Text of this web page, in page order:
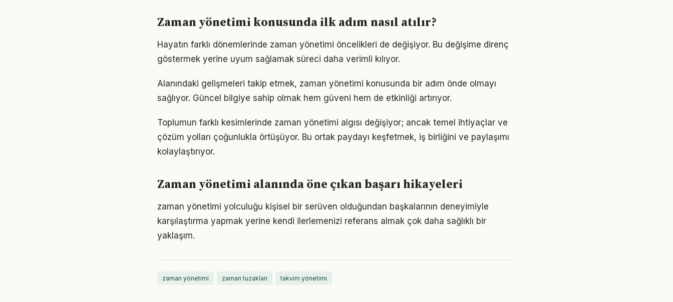
Zaman yönetimi konusunda ilk adım nasıl atılır?
Hayatın farklı dönemlerinde zaman yönetimi öncelikleri de değişiyor. Bu değişime direnç
göstermek yerine uyum sağlamak süreci daha verimli kılıyor.
Alanındaki gelişmeleri takip etmek, zaman yönetimi konusunda bir adım önde olmayı
sağlıyor. Güncel bilgiye sahip olmak hem güveni hem de etkinliği artırıyor.
Toplumun farklı kesimlerinde zaman yönetimi algısı değişiyor; ancak temel ihtiyaçlar ve
çözüm yolları çoğunlukla örtüşüyor. Bu ortak paydayı keşfetmek, iş birliğini ve paylaşımı
kolaylaştırıyor.
Zaman yönetimi alanında öne çıkan başarı hikayeleri
zaman yönetimi yolculuğu kişisel bir serüven olduğundan başkalarının deneyimiyle
karşılaştırma yapmak yerine kendi ilerlemenizi referans almak çok daha sağlıklı bir
yaklaşım.
zaman yönetimi zaman tuzakları takvim yönetimi